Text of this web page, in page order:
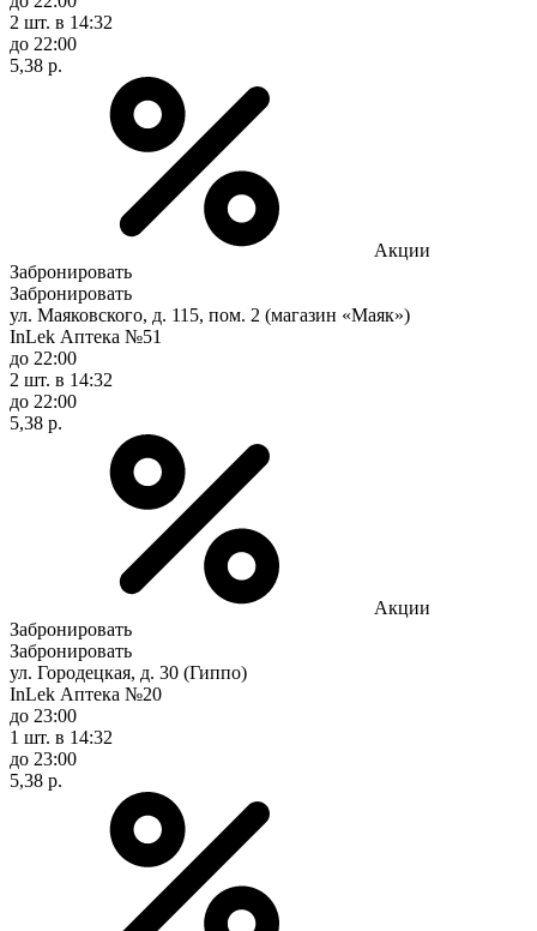
2 шт. в 14:32
до 22:00
5,38 р.
Акции
Забронировать
Забронировать
ул. Маяковского, д. 115, пом. 2 (магазин «Маяк»)
InLek Аптека №51
до 22:00
2 шт. в 14:32
до 22:00
5,38 р.
Акции
Забронировать
Забронировать
ул. Городецкая, д. 30 (Гиппо)
InLek Аптека №20
до 23:00
1 шт. в 14:32
до 23:00
5,38 р.